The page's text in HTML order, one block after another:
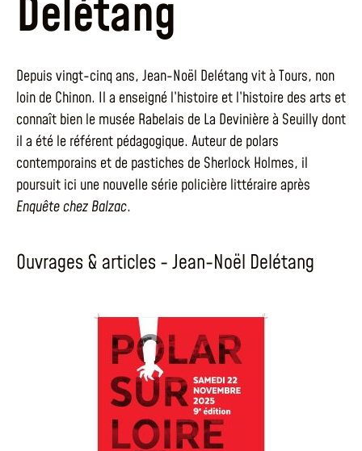
Delétang
Depuis vingt-cinq ans, Jean-Noël Delétang vit à Tours, non
loin de Chinon. Il a enseigné l’histoire et l’histoire des arts et
connaît bien le musée Rabelais de La Devinière à Seuilly dont
il a été le référent pédagogique. Auteur de polars
contemporains et de pastiches de Sherlock Holmes, il
poursuit ici une nouvelle série policière littéraire après
Enquête chez Balzac.
Ouvrages & articles - Jean-Noël Delétang